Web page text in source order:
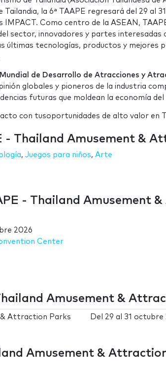
Tailandia, la 6ª TAAPE regresará del 29 al
IMPACT. Como centro de la ASEAN,
sector, innovadores y partes interesadas
últimas tecnologías, productos y mejores
de Desarrollo de Atracciones y
globales y pioneros de la industria
futuras que moldean la economía
con tusoportunidades de alto valor en
- Thailand Amusement &
, Juegos para niños, Arte
- Thailand Amusement
2026
Center
Amusement &
& Attraction Parks
Del 29 al 31 octubre
Amusement &